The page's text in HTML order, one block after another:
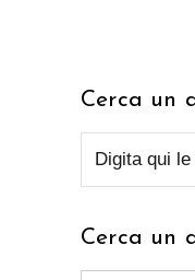
Cerca un
Cerca un